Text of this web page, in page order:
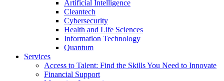
Artificial Intelligence
Cleantech
Cybersecurity
Health and Life Sciences
Information Technology
Quantum
Services
Access to Talent: Find the Skills You Need to Innovate
Financial Support